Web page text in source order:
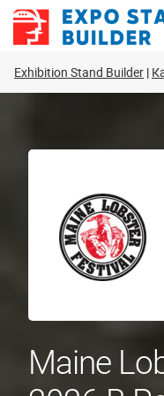
Перейти
Exhibition Stand Builder
Maine